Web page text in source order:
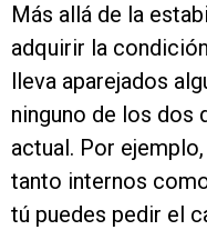
Más allá de la
adquirir la
lleva aparejados
ninguno de los dos
actual. Por
tanto internos
tú puedes pedir el